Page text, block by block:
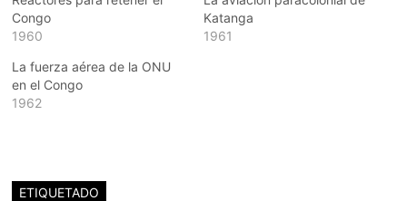
Congo
1960
Katanga
1961
La fuerza aérea de la ONU
en el Congo
1962
ETIQUETADO